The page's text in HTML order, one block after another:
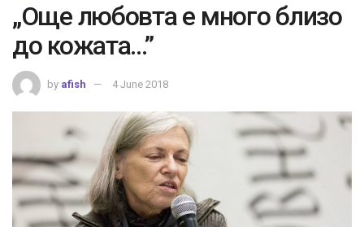
„Още любовта е много близо
до кожата…”
by afish 4 June 2018